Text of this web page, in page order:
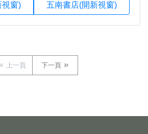
視窗) 五南書店(開新視窗)
上一頁 下一頁